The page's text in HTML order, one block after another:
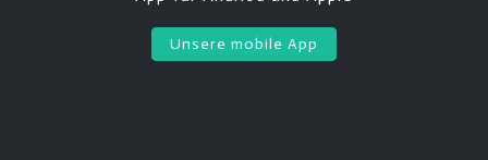
Unsere mobile App